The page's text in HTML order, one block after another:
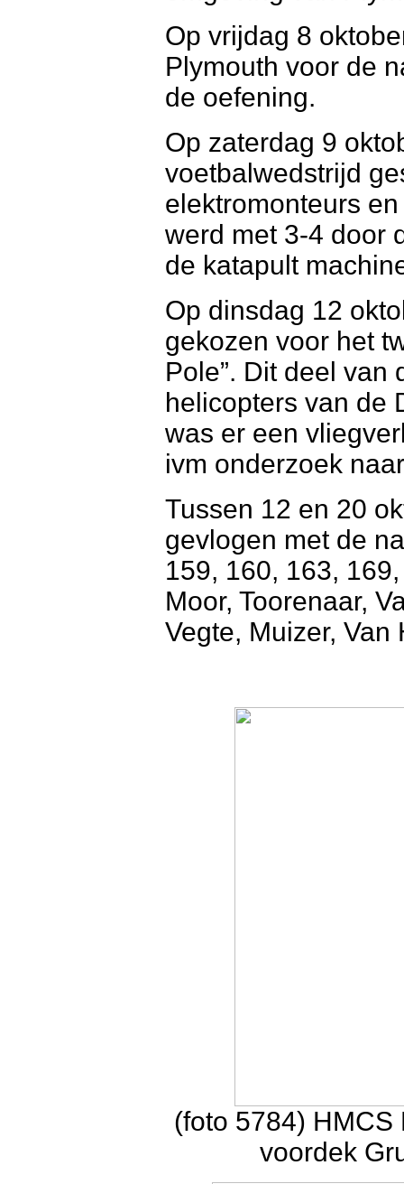
Op vrijdag 8
Plymouth voor de
de oefening.
Op zaterdag 9
voetbalwedstrijd
elektromonteurs
werd met 3-4 door
de katapult
Op dinsdag 12
gekozen voor het
Pole”. Dit deel van
helicopters van de
was er een
ivm onderzoek
Tussen 12 en 20
gevlogen met de
159, 160, 163,
Moor, Toorenaar,
Vegte, Muizer, Van
(foto 5784)
voordek